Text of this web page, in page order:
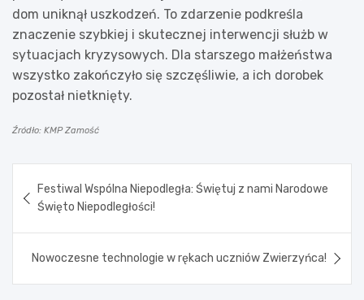
dom uniknął uszkodzeń. To zdarzenie podkreśla
znaczenie szybkiej i skutecznej interwencji służb w
sytuacjach kryzysowych. Dla starszego małżeństwa
wszystko zakończyło się szczęśliwie, a ich dorobek
pozostał nietknięty.
Źródło: KMP Zamość
wpisu
Festiwal Wspólna Niepodległa: Świętuj z nami Narodowe
Święto Niepodległości!
Nowoczesne technologie w rękach uczniów Zwierzyńca!